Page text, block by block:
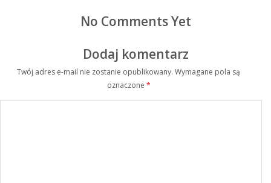
No Comments Yet
Dodaj komentarz
Twój adres e-mail nie zostanie opublikowany. Wymagane pola są
oznaczone *